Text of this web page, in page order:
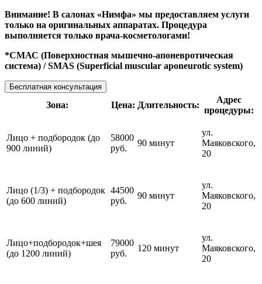
Внимание! В салонах «Нимфа» мы предоставляем услуги
только на оригинальных аппаратах. Процедура
выполняется только врача-косметологами!
*СМАС (Поверхностная мышечно-апоневротическая
система) / SMAS (Superficial muscular aponeurotic system)
Бесплатная консультация
Зона: Цена: Длительность:
Адрес
процедуры:
Лицо + подбородок (до
900 линий)
58000
руб.
90 минут
ул.
Маяковского,
20
Лицо (1/3) + подбородок
(до 600 линий)
44500
руб.
90 минут
ул.
Маяковского,
20
Лицо+подбородок+шея
(до 1200 линий)
79000
руб.
120 минут
ул.
Маяковского,
20